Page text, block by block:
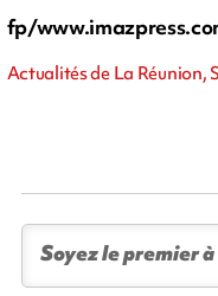
fp/
Actualités de La Réunion,